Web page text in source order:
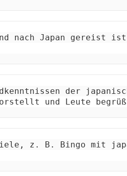
nach Japan
der
und Leute
z. B. Bingo mit